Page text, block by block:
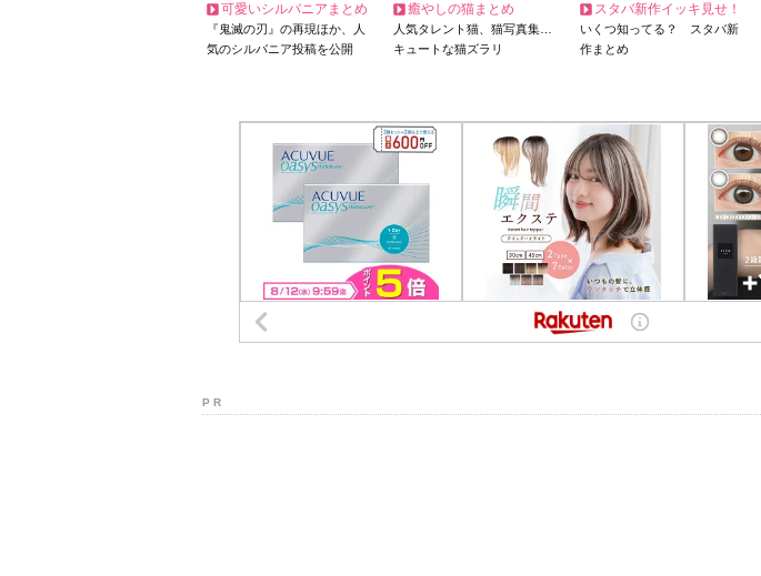
可愛いシルバニアまとめ
『鬼滅の刃』の再現ほか、人
気のシルバニア投稿を公開
癒やしの猫まとめ
人気タレント猫、猫写真集…
キュートな猫ズラリ
スタバ新作イッキ見せ！
いくつ知ってる？ スタバ新
作まとめ
P R